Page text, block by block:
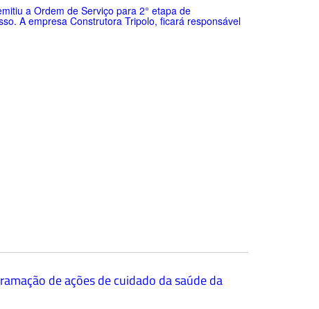
a Ordem de Serviço para 2° etapa de
A empresa Construtora Tripolo, ficará responsável
de ações de cuidado da saúde da